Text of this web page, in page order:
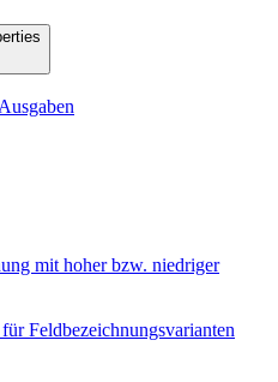
mit hoher bzw. niedriger
Feldbezeichnungsvarianten